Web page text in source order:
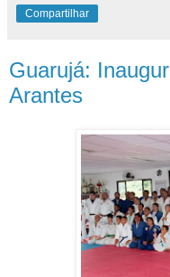
Compartilhar
Guarujá:
Arantes